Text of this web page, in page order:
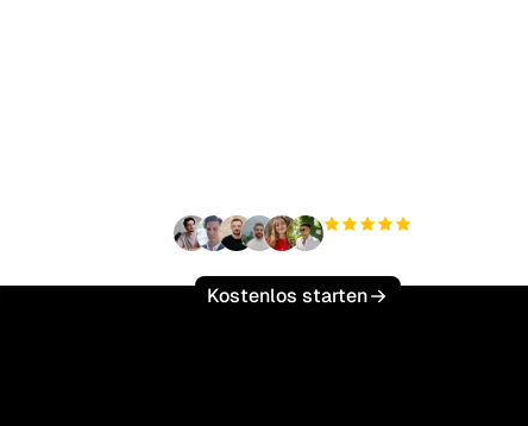
Kostenlos starten